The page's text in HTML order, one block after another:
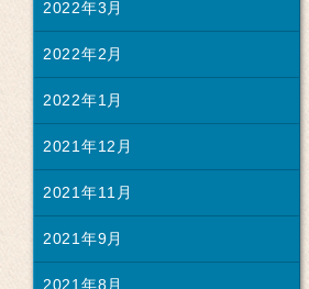
2022年3月
2022年2月
2022年1月
2021年12月
2021年11月
2021年9月
2021年8月